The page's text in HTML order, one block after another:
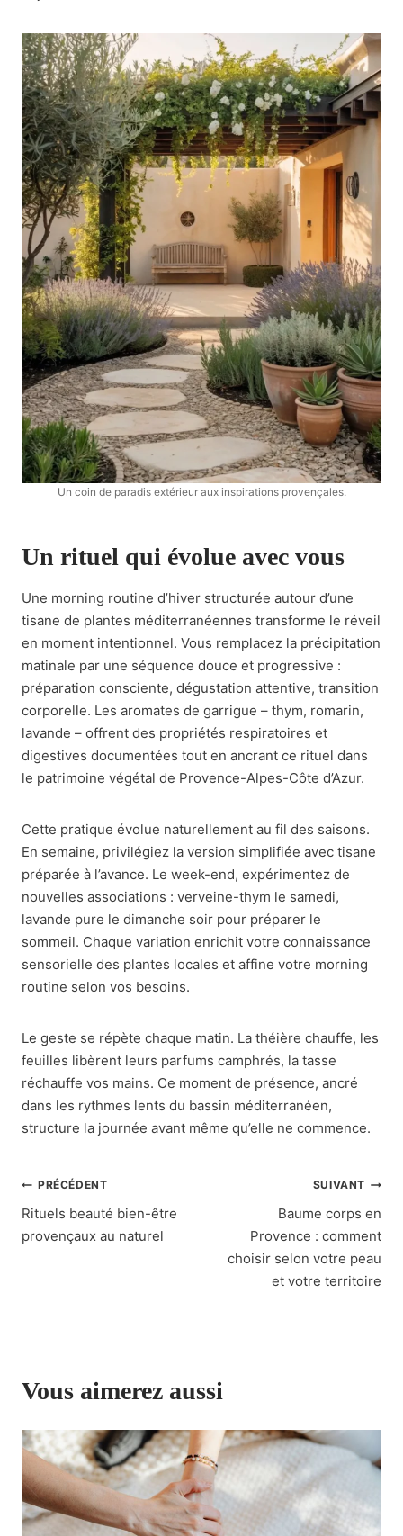
Un coin de paradis extérieur aux inspirations provençales.
Un rituel qui évolue avec vous
Une morning routine d’hiver structurée autour d’une
tisane de plantes méditerranéennes transforme le réveil
en moment intentionnel. Vous remplacez la précipitation
matinale par une séquence douce et progressive :
préparation consciente, dégustation attentive, transition
corporelle. Les aromates de garrigue – thym, romarin,
lavande – offrent des propriétés respiratoires et
digestives documentées tout en ancrant ce rituel dans
le patrimoine végétal de Provence-Alpes-Côte d’Azur.
Cette pratique évolue naturellement au fil des saisons.
En semaine, privilégiez la version simplifiée avec tisane
préparée à l’avance. Le week-end, expérimentez de
nouvelles associations : verveine-thym le samedi,
lavande pure le dimanche soir pour préparer le
sommeil. Chaque variation enrichit votre connaissance
sensorielle des plantes locales et affine votre morning
routine selon vos besoins.
Le geste se répète chaque matin. La théière chauffe, les
feuilles libèrent leurs parfums camphrés, la tasse
réchauffe vos mains. Ce moment de présence, ancré
dans les rythmes lents du bassin méditerranéen,
structure la journée avant même qu’elle ne commence.
Navigation
de
PRÉCÉDENT
Rituels beauté bien-être
provençaux au naturel
SUIVANT
Baume corps en
Provence : comment
choisir selon votre peau
et votre territoire
Vous aimerez aussi